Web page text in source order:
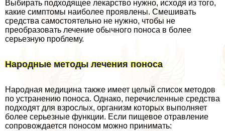
Выбирать подходящее лекарство нужно, исходя из того,
какие симптомы наиболее проявлены. Смешивать
средства самостоятельно не нужно, чтобы не
преобразовать лечение обычного поноса в более
серьезную проблему.
Народные методы лечения поноса
Народная медицина также имеет целый список методов
по устранению поноса. Однако, перечисленные средства
подходят для взрослых, организм которых выполняет
более серьезные функции. Если пищевое отравление
сопровождается поносом можно принимать: